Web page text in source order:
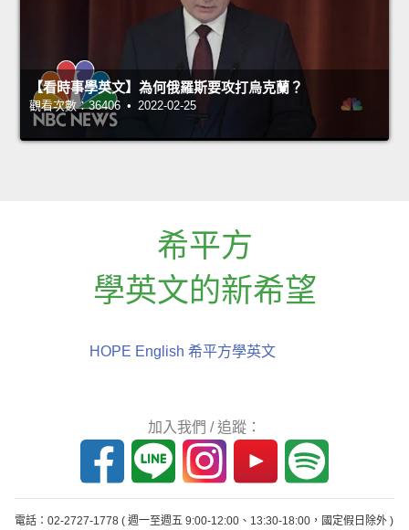
【看時事學英文】為何俄羅斯要攻打烏克蘭？
觀看次數：36406 • 2022-02-25
希平方
學英文的新希望
HOPE English 希平方學英文
加入我們 / 追蹤：
電話：02-2727-1778 ( 週一至週五 9:00-12:00、13:30-18:00，國定假日除外 )